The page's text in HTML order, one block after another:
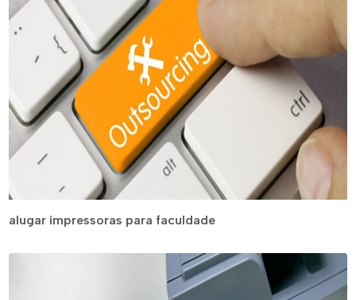
alugar impressoras para faculdade